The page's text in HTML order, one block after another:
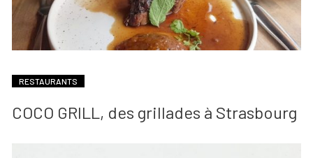
RESTAURANTS
COCO GRILL, des grillades à Strasbourg